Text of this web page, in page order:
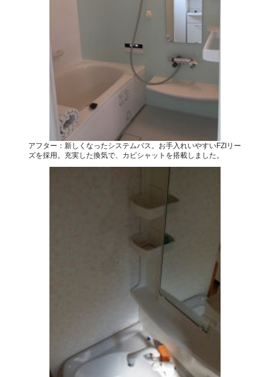
アフター：新しくなったシステムバス。お手入れいやすいFZIリー
ズを採用。充実した換気で、カビシャットを搭載しました。